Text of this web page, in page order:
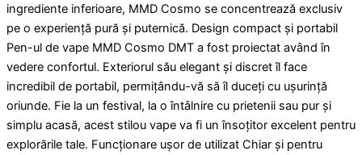
ingrediente inferioare, MMD Cosmo se concentrează exclusiv
pe o experiență pură și puternică. Design compact și portabil
Pen-ul de vape MMD Cosmo DMT a fost proiectat având în
vedere confortul. Exteriorul său elegant și discret îl face
incredibil de portabil, permițându-vă să îl duceți cu ușurință
oriunde. Fie la un festival, la o întâlnire cu prietenii sau pur și
simplu acasă, acest stilou vape va fi un însoțitor excelent pentru
explorările tale. Funcționare ușor de utilizat Chiar și pentru